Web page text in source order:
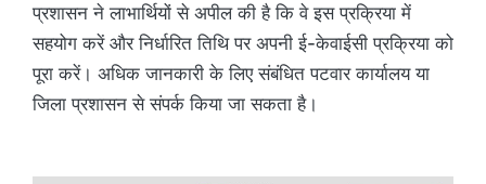
प्रशासन ने लाभार्थियों से अपील की है कि वे इस प्रक्रिया में
सहयोग करें और निर्धारित तिथि पर अपनी ई-केवाईसी प्रक्रिया को
पूरा करें। अधिक जानकारी के लिए संबंधित पटवार कार्यालय या
जिला प्रशासन से संपर्क किया जा सकता है।